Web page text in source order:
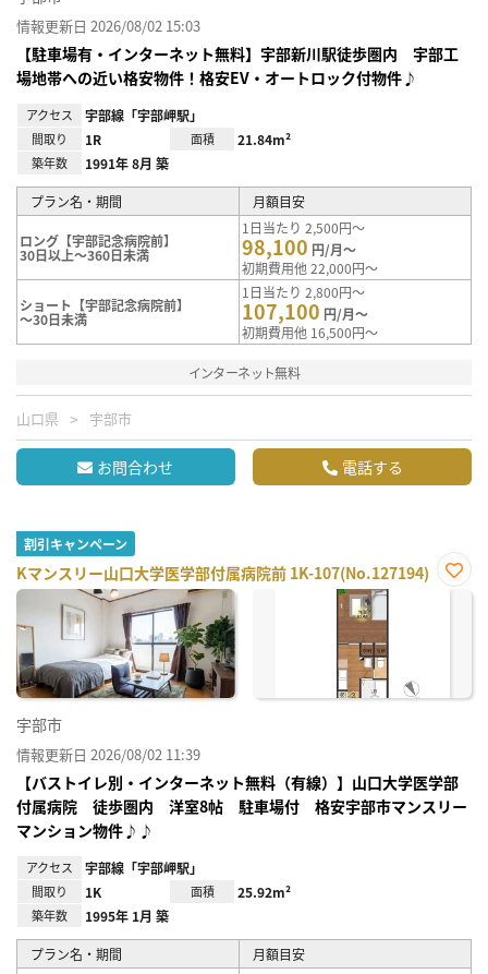
情報更新日 2026/08/02 15:03
【駐車場有・インターネット無料】宇部新川駅徒歩圏内 宇部工
場地帯への近い格安物件！格安EV・オートロック付物件♪
アクセス 宇部線「宇部岬駅」
間取り 1R 面積 21.84m²
築年数 1991年 8月 築
プラン名・期間 月額目安
ロング【宇部記念病院前】
30日以上～360日未満
1日当たり 2,500円～
98,100 円/月～
初期費用他 22,000円～
ショート【宇部記念病院前】
～30日未満
1日当たり 2,800円～
107,100 円/月～
初期費用他 16,500円～
インターネット無料
山口県 宇部市
お問合わせ 電話する
割引キャンペーン
Kマンスリー山口大学医学部付属病院前 1K-107(No.127194)
お気
宇部市
情報更新日 2026/08/02 11:39
【バストイレ別・インターネット無料（有線）】山口大学医学部
付属病院 徒歩圏内 洋室8帖 駐車場付 格安宇部市マンスリー
マンション物件♪♪
アクセス 宇部線「宇部岬駅」
間取り 1K 面積 25.92m²
築年数 1995年 1月 築
プラン名・期間
月額目安